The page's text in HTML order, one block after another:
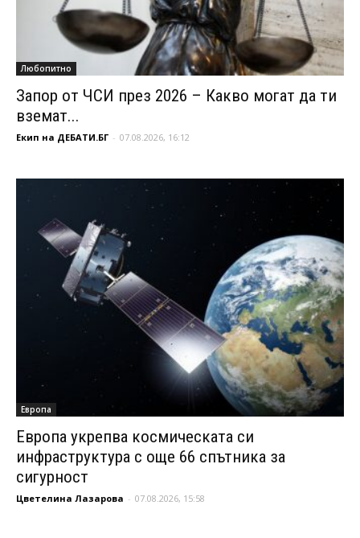
Любопитно
Запор от ЧСИ през 2026 – Какво могат да ти
вземат...
Екип на ДЕБАТИ.БГ - 07.08.2026, 16:12
Европа
Европа укрепва космическата си
инфраструктура с още 66 спътника за
сигурност
Цветелина Лазарова - 07.08.2026, 15:58